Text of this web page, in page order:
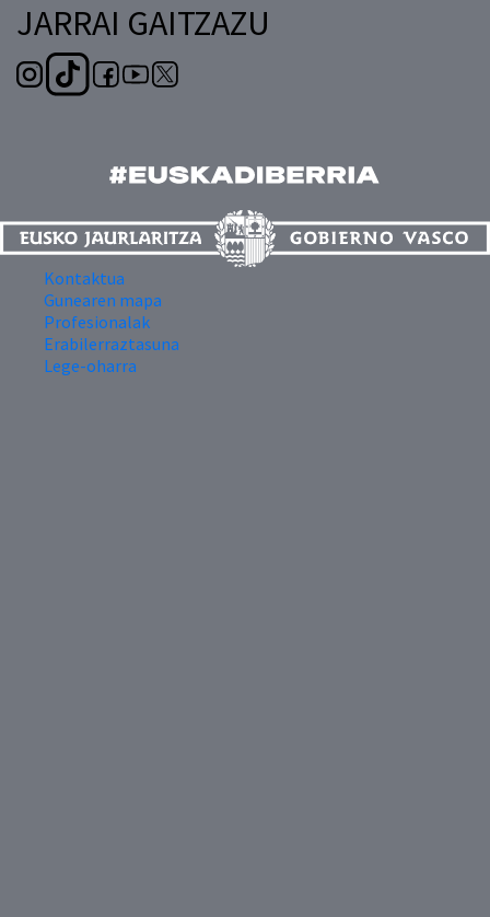
JARRAI GAITZAZU
Kontaktua
Gunearen mapa
Profesionalak
Erabilerraztasuna
Lege-oharra